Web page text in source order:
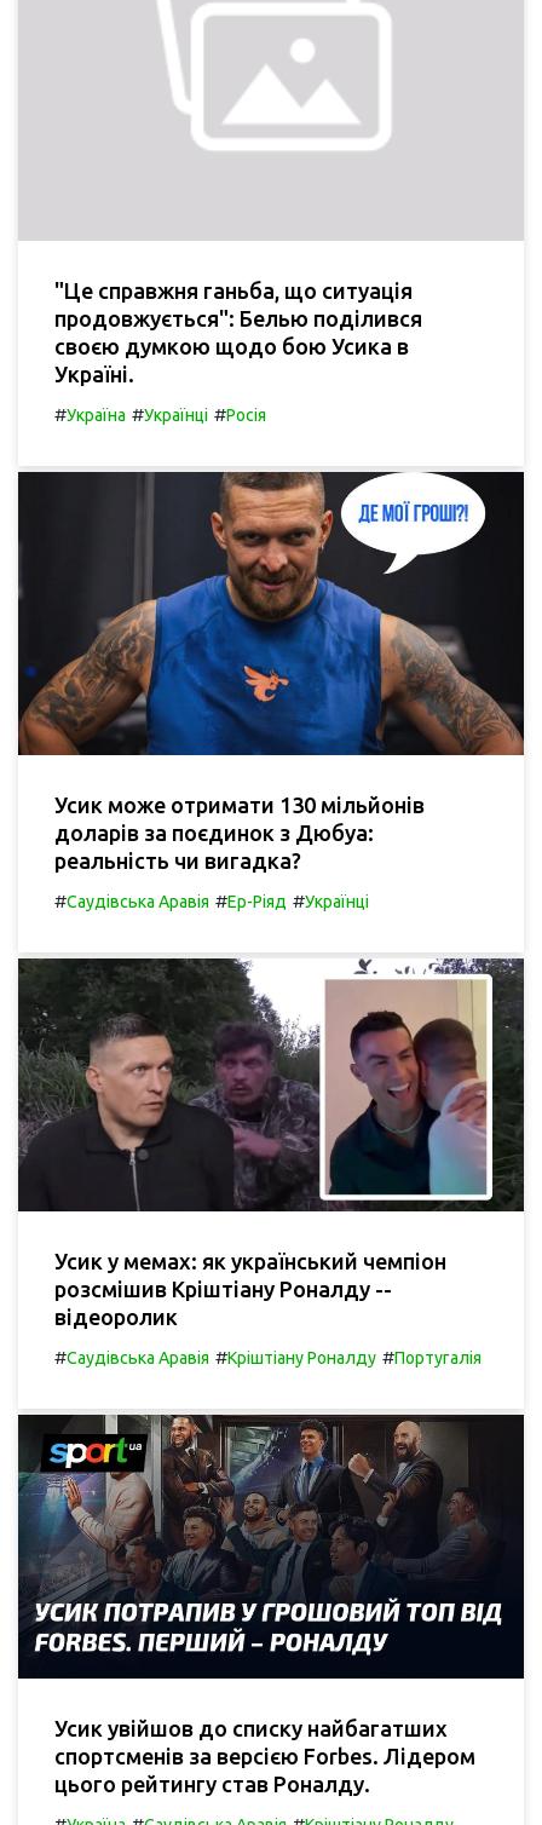
"Це справжня ганьба, що ситуація
продовжується": Белью поділився
своєю думкою щодо бою Усика в
Україні.
#Україна #Українці #Росія
Усик може отримати 130 мільйонів
доларів за поєдинок з Дюбуа:
реальність чи вигадка?
#Саудівська Аравія #Ер-Ріяд #Українці
Усик у мемах: як український чемпіон
розсмішив Кріштіану Роналду --
відеоролик
#Саудівська Аравія #Кріштіану Роналду #Португалія
Усик увійшов до списку найбагатших
спортсменів за версією Forbes. Лідером
цього рейтингу став Роналду.